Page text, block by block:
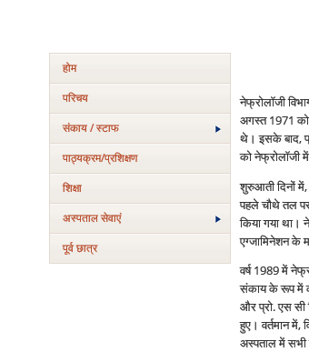
होम
परिचय
संकाय / स्टाफ
पाठ्यक्रम/प्रशिक्षण
शिक्षा
अस्‍पताल सेवाएं
पूर्व छात्र
नेफ्रोलॉजी
अगस्त 1971 को
थे। इसके बाद,
को नेफ्रोलॉजी
शुरुआती दिनों
पहले चौथे तल पर
किया गया था।
एग्जामिनेशन के
वर्ष 1989 में
संकाय के रूप में
और प्रो. एस सी
हुए। वर्तमान में,
अस्पताल में सभी